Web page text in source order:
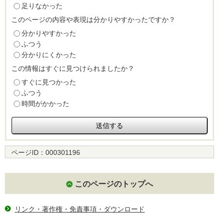
足りなかった
このページの内容や表現は分かりやすかったですか？
分かりやすかった
ふつう
分かりにくかった
この情報はすぐに見つけられましたか？
すぐに見つかった
ふつう
時間がかかった
ページID： 000301196
このページのトップへ
リンク・著作権・免責事項・ダウンロード